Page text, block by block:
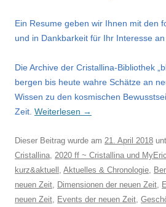
Ein Resume geben wir Ihnen mit den
und in Dankbarkeit für Ihr Interesse an
Die Archive der Cristallina-Bibliothek
bergen bis heute wahre Schätze an
Wissen zu den kosmischen
Zeit. Weiterlesen →
Dieser Beitrag wurde am 21. April 2018
Cristallina, 2020 ff ~ Cristallina und MyEric
kurz&aktuell , Aktuelles & Chronologie,
neuen Zeit, Dimensionen der neuen Zeit,
neuen Zeit, Events der neuen Zeit,